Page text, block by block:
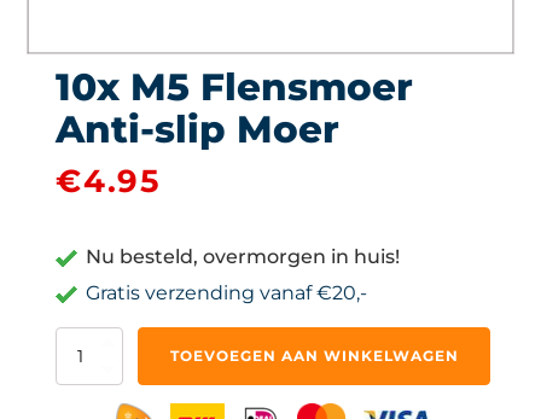
10x M5 Flensmoer
Anti-slip Moer
€4.95
Nu besteld, overmorgen in huis!
Gratis verzending vanaf €20,-
TOEVOEGEN AAN WINKELWAGEN